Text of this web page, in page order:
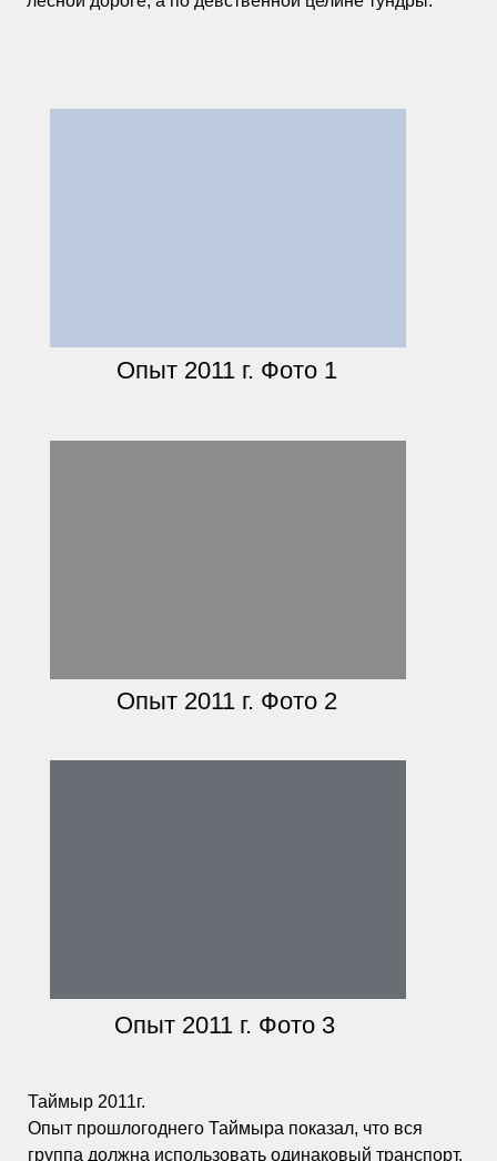
Опыт 2011 г. Фото 3
Опыт 2011 г. Фото 2
Опыт 2011 г. Фото 1
Таймыр 2011г.
Опыт прошлогоднего Таймыра показал, что вся
группа должна использовать одинаковый транспорт,